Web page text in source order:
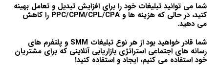
شما می توانید تبلیغات خود را برای افزایش تبدیل و تعامل بهینه
کنید، در حالی که هزینه ها و PPC/CPM/CPL/CPA را کاهش
می دهید.
شما قادر خواهید بود از هر نوع تبلیغات SMM و پلتفرم های
رسانه های اجتماعی استراتژی بازاریابی آنلاینی که برای مشتریان
خود استفاده می کنیم، ایجاد و استفاده کنید!